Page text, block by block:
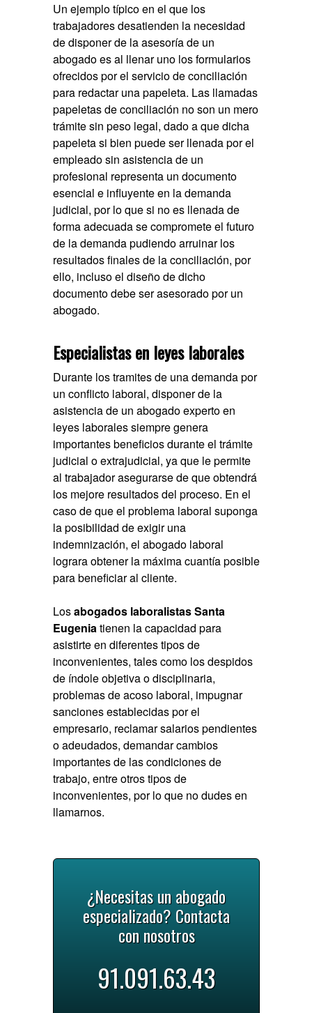
Un ejemplo típico en el que los
trabajadores desatienden la necesidad
de disponer de la asesoría de un
abogado es al llenar uno los formularios
ofrecidos por el servicio de conciliación
para redactar una papeleta. Las llamadas
papeletas de conciliación no son un mero
trámite sin peso legal, dado a que dicha
papeleta si bien puede ser llenada por el
empleado sin asistencia de un
profesional representa un documento
esencial e influyente en la demanda
judicial, por lo que si no es llenada de
forma adecuada se compromete el futuro
de la demanda pudiendo arruinar los
resultados finales de la conciliación, por
ello, incluso el diseño de dicho
documento debe ser asesorado por un
abogado.
Especialistas en leyes laborales
Durante los tramites de una demanda por
un conflicto laboral, disponer de la
asistencia de un abogado experto en
leyes laborales siempre genera
importantes beneficios durante el trámite
judicial o extrajudicial, ya que le permite
al trabajador asegurarse de que obtendrá
los mejore resultados del proceso. En el
caso de que el problema laboral suponga
la posibilidad de exigir una
indemnización, elabogado laboral
lograra obtener la máxima cuantía posible
para beneficiar al cliente.
Losabogados laboralistas Santa
Eugeniatienen la capacidad para
asistirte en diferentes tipos de
inconvenientes, tales como los despidos
de índole objetiva o disciplinaria,
problemas de acoso laboral, impugnar
sanciones establecidas por el
empresario, reclamar salarios pendientes
o adeudados, demandar cambios
importantes de las condiciones de
trabajo, entre otros tipos de
inconvenientes, por lo que no dudes en
llamarnos.
¿Necesitas un abogado
especializado? Contacta
con nosotros
91.091.63.43